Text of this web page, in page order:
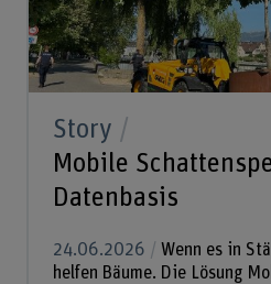
Story
Mobile
Datenbasis
24.06.2026
Wenn es in
helfen Bäume. Die Lösung